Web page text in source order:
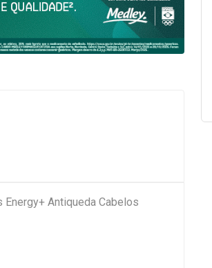
Antiqueda Cabelos